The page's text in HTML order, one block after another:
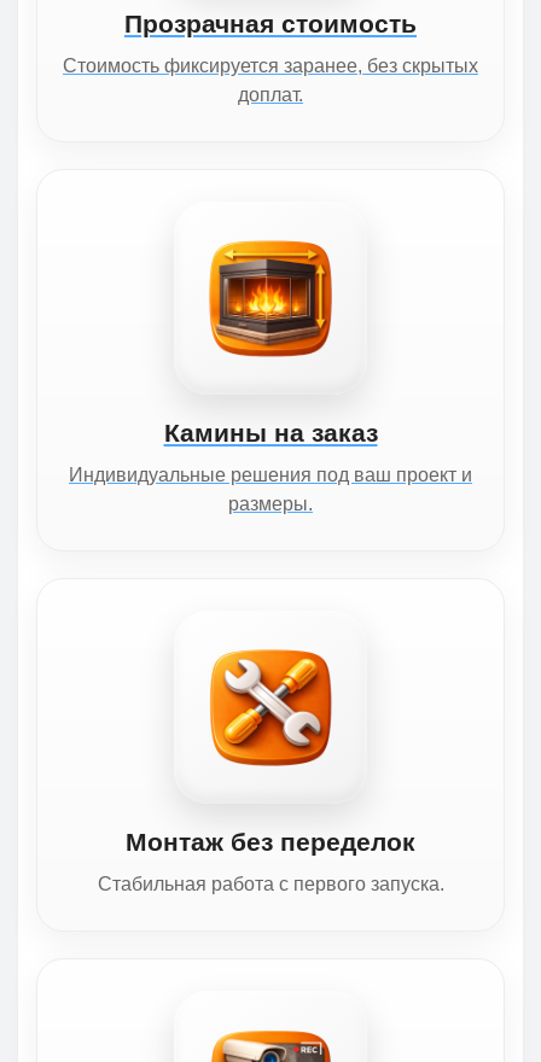
Прозрачная стоимость
Стоимость фиксируется заранее, без скрытых
доплат.
Камины на заказ
Индивидуальные решения под ваш проект и
размеры.
Монтаж без переделок
Стабильная работа с первого запуска.